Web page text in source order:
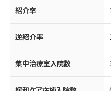
紹介率
逆紹介率
集中治療室入院数